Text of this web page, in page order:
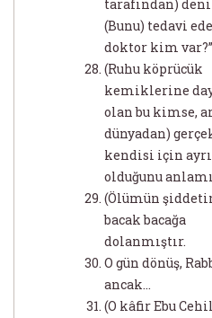
tarafından)
(Bunu) tedavi
doktor kim var?”
(Ruhu köprücük
kemiklerine
olan bu kimse,
dünyadan)
kendisi için
olduğunu
(Ölümün
bacak bacağa
dolanmıştır.
O gün dönüş,
ancak...
(O kâfir Ebu Cehil